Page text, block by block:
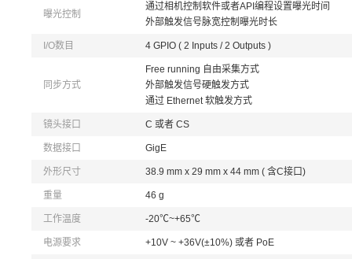
曝光控制
通过相机控制软件或者API编程设置曝光时间
外部触发信号脉宽控制曝光时长
I/O数目 4 GPIO ( 2 Inputs / 2 Outputs )
同步方式
Free running 自由采集方式
外部触发信号硬触发方式
通过 Ethernet 软触发方式
镜头接口 C 或者 CS
数据接口 GigE
外形尺寸 38.9 mm x 29 mm x 44 mm ( 含C接口)
重量 46 g
工作温度 -20℃~+65℃
电源要求 +10V ~ +36V(±10%) 或者 PoE